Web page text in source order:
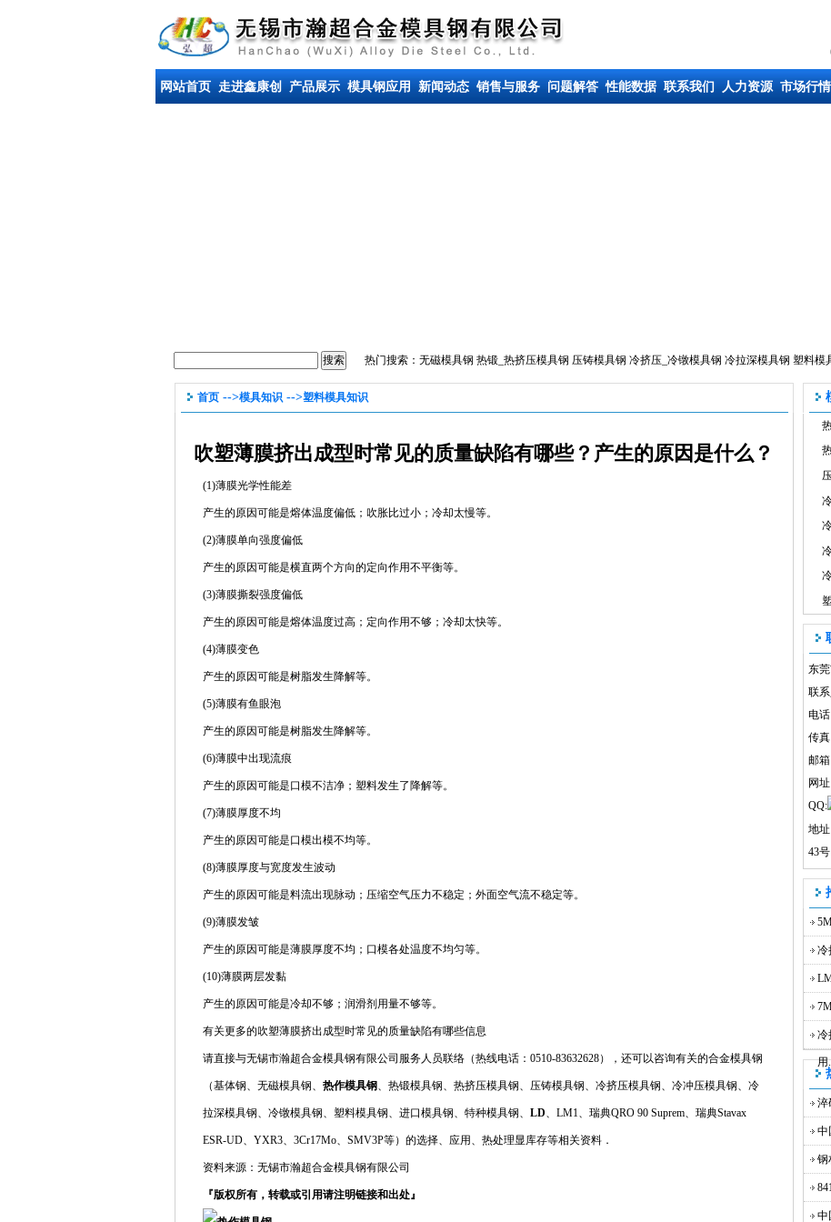
网站首页 走进鑫康创 产品展示 模具钢应用 新闻动态 销售与服务 问题解答 性能数据 联系我们 人力资源 市场行情
热门搜索： 无磁模具钢 热锻_热挤压模具钢 压铸模具钢 冷挤压_冷镦模具钢 冷拉深模具钢 塑料模
首页-->模具知识-->塑料模具知识
吹塑薄膜挤出成型时常见的质量缺陷有哪些？产生的原因是什么？
(1)薄膜光学性能差
产生的原因可能是熔体温度偏低；吹胀比过小；冷却太慢等。
(2)薄膜单向强度偏低
产生的原因可能是横直两个方向的定向作用不平衡等。
(3)薄膜撕裂强度偏低
产生的原因可能是熔体温度过高；定向作用不够；冷却太快等。
(4)薄膜变色
产生的原因可能是树脂发生降解等。
(5)薄膜有鱼眼泡
产生的原因可能是树脂发生降解等。
(6)薄膜中出现流痕
产生的原因可能是口模不洁净；塑料发生了降解等。
(7)薄膜厚度不均
产生的原因可能是口模出模不均等。
(8)薄膜厚度与宽度发生波动
产生的原因可能是料流出现脉动；压缩空气压力不稳定；外面空气流不稳定等。
(9)薄膜发皱
产生的原因可能是薄膜厚度不均；口模各处温度不均匀等。
(10)薄膜两层发黏
产生的原因可能是冷却不够；润滑剂用量不够等。
有关更多的吹塑薄膜挤出成型时常见的质量缺陷有哪些信息
请直接与无锡市瀚超合金模具钢有限公司服务人员联络（热线电话：0510-83632628），还可以咨询有关的合金模具钢
（基体钢、无磁模具钢、 热作模具钢、热锻模具钢、热挤压模具钢、压铸模具钢、冷挤压模具钢、冷冲压模具钢、冷
拉深模具钢、冷镦模具钢、塑料模具钢、进口模具钢、特种模具钢、 LD、LM1、瑞典QRO 90 Suprem、瑞典Stavax
ESR-UD、YXR3、3Cr17Mo、SMV3P等）的选择、应用、热处理显库存等相关资料．
资料来源：无锡市瀚超合金模具钢有限公司
『版权所有，转载或引用请注明链接和出处』
东
联
电话
传真
邮箱
网址
QQ:
地
43号
冷
冷
用
淬
中
钢
中